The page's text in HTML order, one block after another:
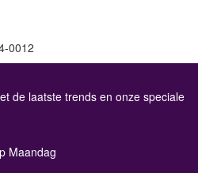
0012
de laatste trends en onze speciale
Maandag